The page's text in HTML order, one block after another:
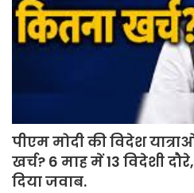
पीएम मोदी की विदेश
खर्च? 6 माह में 13 विदेशी
दिया जवाब.